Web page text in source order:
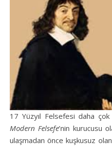
17 Yüzyıl Felsefesi daha
Modern Felsefe’nin kurucusu
ulaşmadan önce kuşkusuz